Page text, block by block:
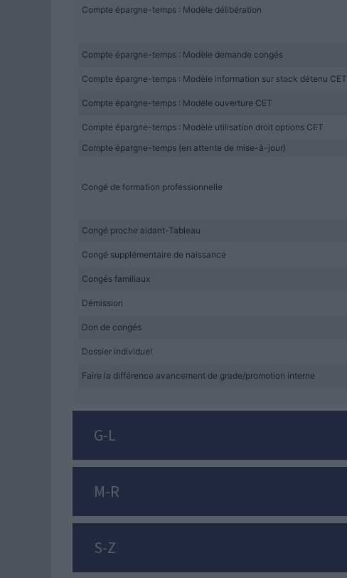
Compte épargne-temps : Modèle délibération
Compte épargne-temps : Modèle demande congés
Compte épargne-temps : Modèle information sur stock détenu CET
Compte épargne-temps : Modèle ouverture CET
Compte épargne-temps : Modèle utilisation droit options CET
Compte épargne-temps (en attente de mise-à-jour)
Congé de formation professionnelle
Congé proche aidant-Tableau
Congé supplémentaire de naissance
Congés familiaux
Démission
Don de congés
Dossier individuel
Faire la différence avancement de grade/promotion interne
G-L
M-R
S-Z